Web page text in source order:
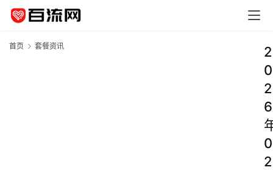
首页 套餐资讯
2
0
2
6
0
2